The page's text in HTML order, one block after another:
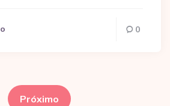
0
Próximo